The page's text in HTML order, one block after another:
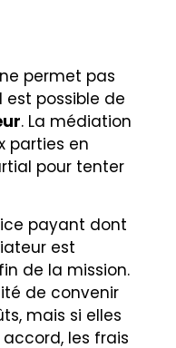
permet pas
est possible de
. La médiation
parties en
pour tenter
payant dont
est
de la mission.
de convenir
mais si elles
les frais